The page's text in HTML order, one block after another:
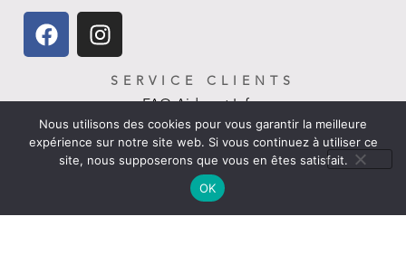
SERVICE CLIENTS
FAQ-Aides et Infos
Livraison
Nous contacter
Politique de remboursement
Nous utilisons des cookies pour vous garantir la meilleure
expérience sur notre site web. Si vous continuez à utiliser ce
site, nous supposerons que vous en êtes satisfait.
OK